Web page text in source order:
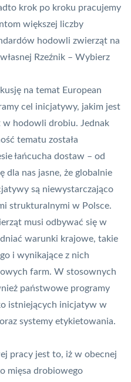
krok po kroku pracujemy
większej liczby
hodowli zwierząt na
Rzeźnik – Wybierz
na temat European
cel inicjatywy, jakim jest
hodowli drobiu. Jednak
tematu została
łańcucha dostaw – od
dla nas jasne, że globalnie
są niewystarczająco
strukturalnymi w Polsce.
musi odbywać się w
warunki krajowe, takie
i wynikające z nich
farm. W stosownych
państwowe programy
istniejących inicjatyw w
systemy etykietowania.
pracy jest to, iż w obecnej
mięsa drobiowego